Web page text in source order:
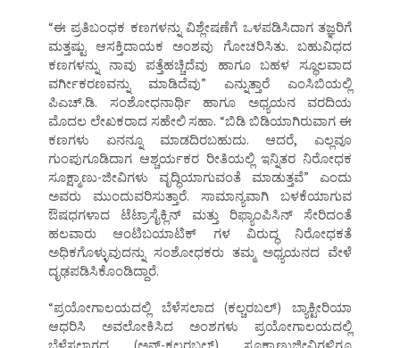
“ಈ ಪ್ರತಿಬಂಧಕ ಕಣಗಳನ್ನು ವಿಶ್ಲೇಷಣೆಗೆ ಒಳಪಡಿಸಿದಾಗ ತಜ್ಞರಿಗೆ
ಮತ್ತಷ್ಟು ಆಸಕ್ತಿದಾಯಕ ಅಂಶವು ಗೋಚರಿಸಿತು. ಬಹುವಿಧದ
ಕಣಗಳನ್ನು ನಾವು ಪತ್ತೆಹಚ್ಚಿದೆವು ಹಾಗೂ ಬಹಳ ಸ್ಥೂಲವಾದ
ವರ್ಗೀಕರಣವನ್ನು ಮಾಡಿದೆವು” ಎನ್ನುತ್ತಾರೆ ಎಂಸಿಬಿಯಲ್ಲಿ
ಪಿಎಚ್.ಡಿ. ಸಂಶೋಧನಾರ್ಥಿ ಹಾಗೂ ಅಧ್ಯಯನ ವರದಿಯ
ಮೊದಲ ಲೇಖಕರಾದ ಸಹೇಲಿ ಸಹಾ. “ಬಿಡಿ ಬಿಡಿಯಾಗಿರುವಾಗ ಈ
ಕಣಗಳು ಏನನ್ನೂ ಮಾಡದಿರಬಹುದು. ಆದರೆ, ಎಲ್ಲವೂ
ಗುಂಪುಗೂಡಿದಾಗ ಆಶ್ಚರ್ಯಕರ ರೀತಿಯಲ್ಲಿ ಇನ್ನಿತರ ನಿರೋಧಕ
ಸೂಕ್ಷ್ಮಾಣು-ಜೀವಿಗಳು ವೃದ್ಧಿಯಾಗುವಂತೆ ಮಾಡುತ್ತವೆ” ಎಂದು
ಅವರು ಮುಂದುವರಿಸುತ್ತಾರೆ. ಸಾಮಾನ್ಯವಾಗಿ ಬಳಕೆಯಾಗುವ
ಔಷಧಗಳಾದ ಟೆಟ್ರಾಸೈಕ್ಲಿನ್ ಮತ್ತು ರಿಫ್ಯಾಂಪಿಸಿನ್ ಸೇರಿದಂತೆ
ಹಲವಾರು ಆಂಟಿಬಯಾಟಿಕ್ ಗಳ ವಿರುದ್ಧ ನಿರೋಧಕತೆ
ಅಧಿಕಗೊಳ್ಳುವುದನ್ನು ಸಂಶೋಧಕರು ತಮ್ಮ ಅಧ್ಯಯನದ ವೇಳೆ
ದೃಢಪಡಿಸಿಕೊಂಡಿದ್ದಾರೆ.
“ಪ್ರಯೋಗಾಲಯದಲ್ಲಿ ಬೆಳೆಸಲಾದ (ಕಲ್ಚರಬಲ್) ಬ್ಯಾಕ್ಟೀರಿಯಾ
ಆಧರಿಸಿ ಅವಲೋಕಿಸಿದ ಅಂಶಗಳು ಪ್ರಯೋಗಾಲಯದಲ್ಲಿ